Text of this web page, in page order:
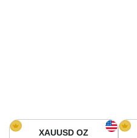
Precio del Oro hoy en
XAUUSD OZ